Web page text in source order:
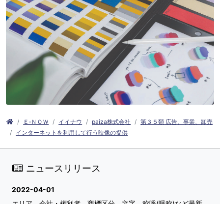
Ｅ‐ＮＯＷ イイナウ paiza株式会社
第３５類 広告、事業、卸売
インターネットを利用して行う映像の提供
ニュースリリース
2022-04-01